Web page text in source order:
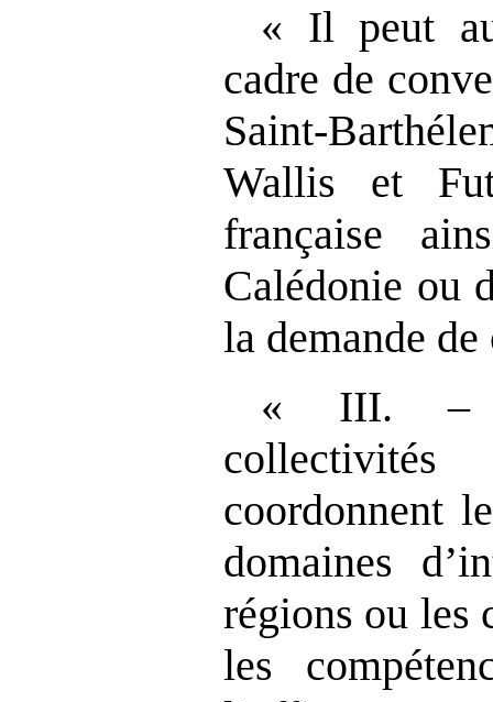
« Il peut
cadre de
Saint-
Wallis et
française
Calédonie ou
la demande
« III. –
coordonnent
domaines
régions ou les
les